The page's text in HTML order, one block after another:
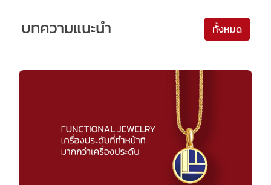
บทความแนะนำ ทั้งหมด